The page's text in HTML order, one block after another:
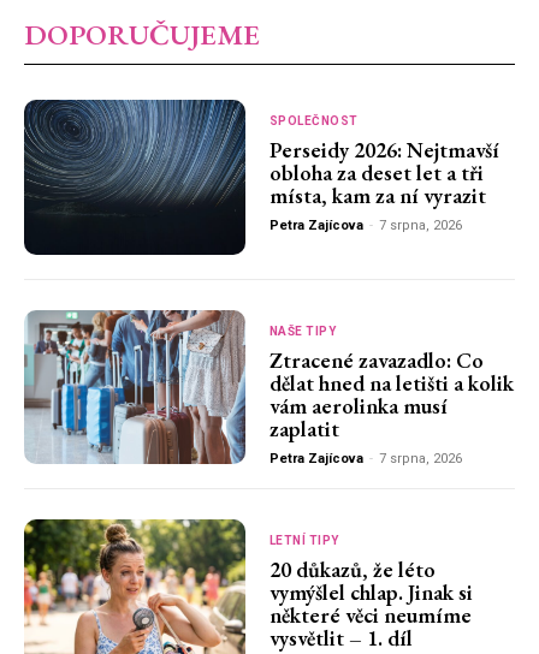
DOPORUČUJEME
SPOLEČNOST
Perseidy 2026: Nejtmavší
obloha za deset let a tři
místa, kam za ní vyrazit
Petra Zajícova - 7 srpna, 2026
NAŠE TIPY
Ztracené zavazadlo: Co
dělat hned na letišti a kolik
vám aerolinka musí
zaplatit
Petra Zajícova - 7 srpna, 2026
LETNÍ TIPY
20 důkazů, že léto
vymýšlel chlap. Jinak si
některé věci neumíme
vysvětlit – 1. díl